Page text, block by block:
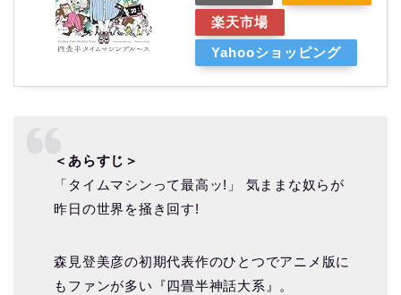
楽天市場
Yahooショッピング
＜あらすじ＞
「タイムマシンって最高ッ!」 気ままな奴らが
昨日の世界を掻き回す!
森見登美彦の初期代表作のひとつでアニメ版に
もファンが多い『四畳半神話大系』。